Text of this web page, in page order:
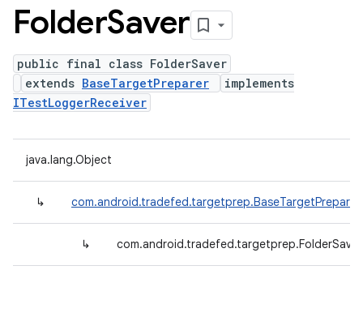
FolderSaver
public final class FolderSaver
extends BaseTargetPreparer
implements
ITestLoggerReceiver
java.lang.Object
↳ com.android.tradefed.targetprep.BaseTargetPreparer
↳ com.android.tradefed.targetprep.FolderSaver